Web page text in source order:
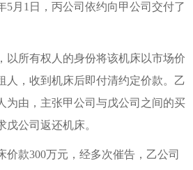
5月1日，丙公司依约向甲公司交付了
以所有权人的身份将该机床以市场价
人，收到机床后即付清约定价款。乙
为由，主张甲公司与戊公司之间的买
公司返还机床。
价款300万元，经多次催告，乙公司